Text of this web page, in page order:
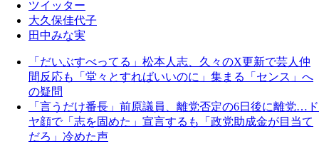
ツイッター
大久保佳代子
田中みな実
「だいぶすべってる」松本人志、久々のX更新で芸人仲
間反応も「堂々とすればいいのに」集まる「センス」へ
の疑問
「言うだけ番長」前原議員、離党否定の6日後に離党…ド
ヤ顔で「志を固めた」宣言するも「政党助成金が目当て
だろ」冷めた声